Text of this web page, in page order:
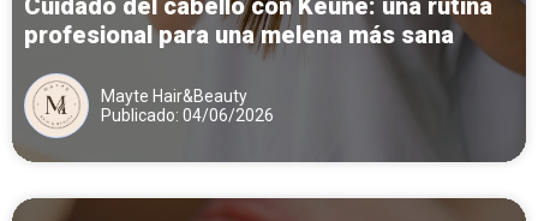
Cuidado del cabello con Keune: una rutina
profesional para una melena más sana
Mayte Hair&Beauty
Publicado: 04/06/2026